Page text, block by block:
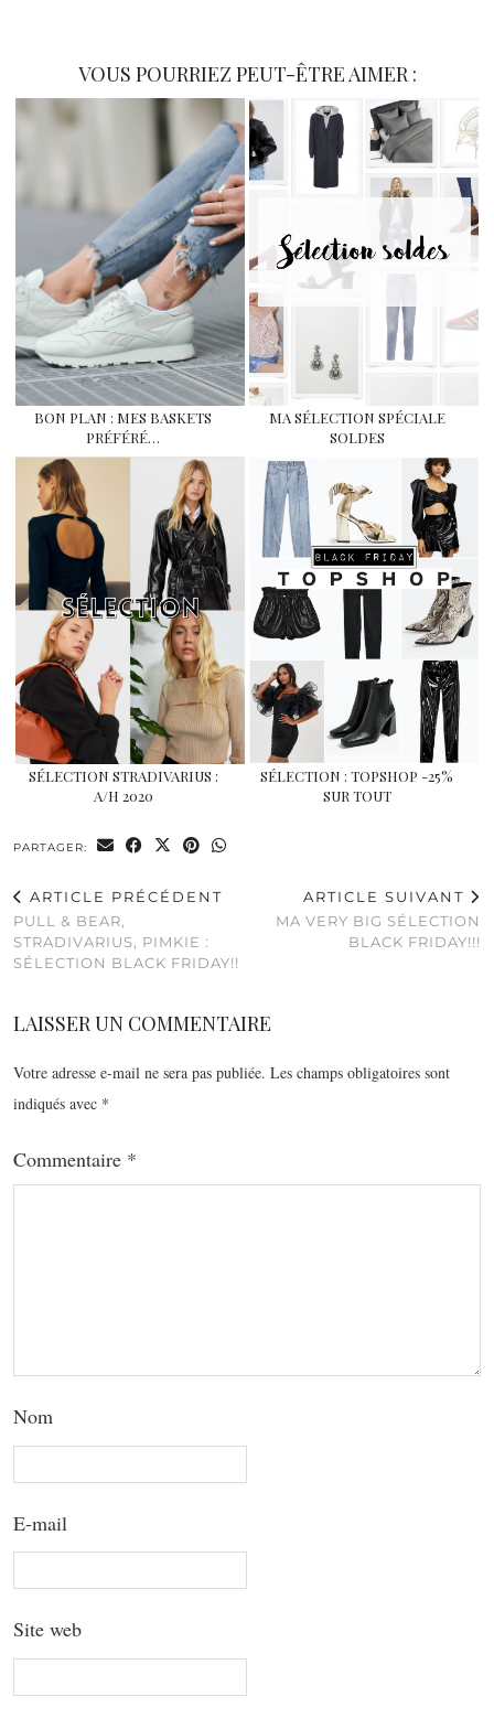
VOUS POURRIEZ PEUT-ÊTRE AIMER :
BON PLAN : MES BASKETS
PRÉFÉRÉ…
MA SÉLECTION SPÉCIALE
SOLDES
SÉLECTION STRADIVARIUS :
A/H 2020
SÉLECTION : TOPSHOP -25%
SUR TOUT
PARTAGER:
ARTICLE PRÉCÉDENT
PULL & BEAR,
STRADIVARIUS, PIMKIE :
SÉLECTION BLACK FRIDAY!!
ARTICLE SUIVANT
MA VERY BIG SÉLECTION
BLACK FRIDAY!!!
LAISSER UN COMMENTAIRE
Votre adresse e-mail ne sera pas publiée. Les champs obligatoires sont
indiqués avec *
Commentaire *
Nom
E-mail
Site web